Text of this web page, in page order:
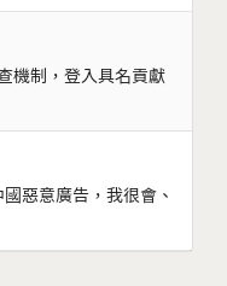
機制，登入具名貢獻
惡意廣告，我很會、